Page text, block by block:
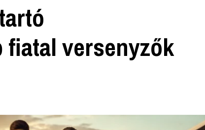
fiatal versenyzők